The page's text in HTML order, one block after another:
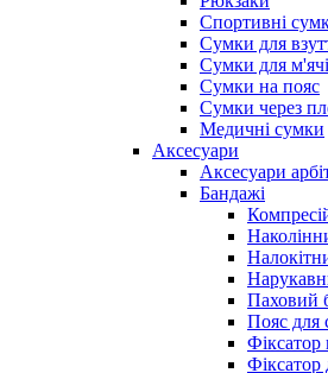
Спортивні
Сумки для
Сумки для
Сумки на пояс
Сумки через
Медичні сумки
Аксесуари
Аксесуари
Бандажі
Паховий
Пояс для
Фіксатор
Фіксатор